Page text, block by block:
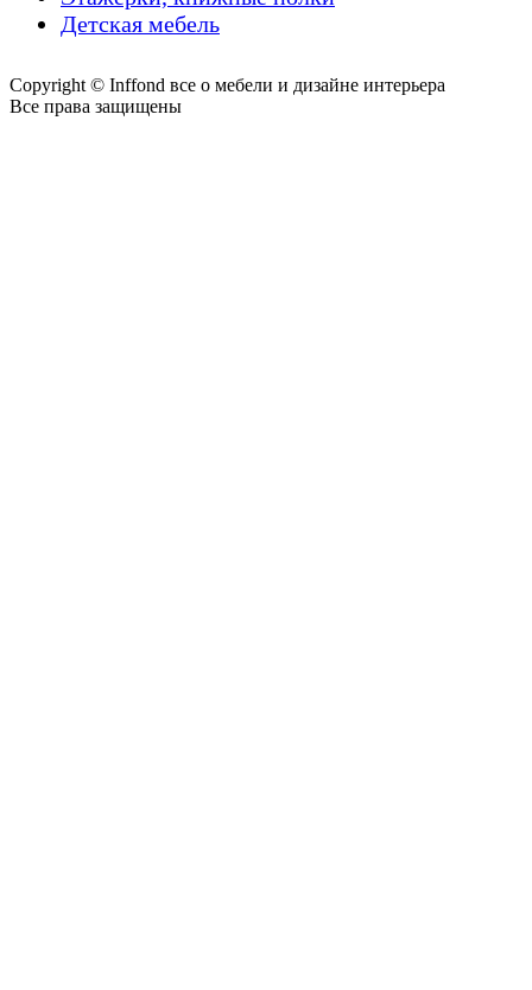
Детская мебель
Copyright © Inffond все о мебели и дизайне интерьера
Все права защищены